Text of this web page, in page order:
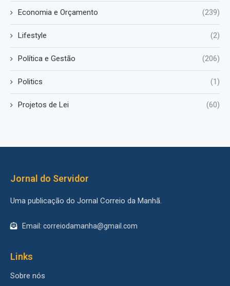
Economia e Orçamento (239)
Lifestyle (2)
Política e Gestão (206)
Politics (1)
Projetos de Lei (60)
Jornal do Servidor
Uma publicação do Jornal Correio da Manhã.
Email: correiodamanha@gmail.com
Links
Sobre nós